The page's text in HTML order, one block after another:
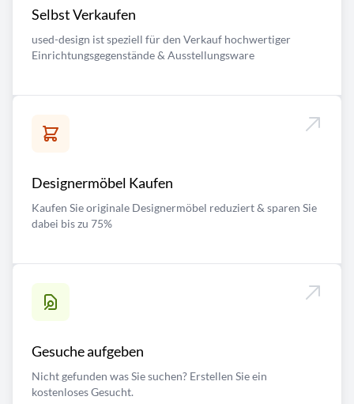
Selbst Verkaufen
used-design ist speziell für den Verkauf hochwertiger
Einrichtungsgegenstände & Ausstellungsware
Designermöbel Kaufen
Kaufen Sie originale Designermöbel reduziert & sparen Sie
dabei bis zu 75%
Gesuche aufgeben
Nicht gefunden was Sie suchen? Erstellen Sie ein
kostenloses Gesucht.